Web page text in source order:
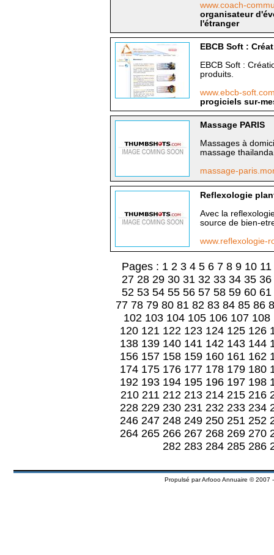
www.coach-
organisateur
l'étranger
EBCB Soft :
EBCB Soft :
produits.
www.ebcb-
progiciels sur-
Massage PARIS
Massages à
massage
massage-
Reflexologie
Avec la
source de bien-
www.reflexologie-
Pages : 1 2 3 4 5 6 7 8 9 10 11
27 28 29 30 31 32 33 34 35 36
52 53 54 55 56 57 58 59 60 61
77 78 79 80 81 82 83 84 85 86
102 103 104 105 106 107 108
120 121 122 123 124 125 126
138 139 140 141 142 143 144
156 157 158 159 160 161 162
174 175 176 177 178 179 180
192 193 194 195 196 197 198
210 211 212 213 214 215 216
228 229 230 231 232 233 234
246 247 248 249 250 251 252
264 265 266 267 268 269 270
282 283 284 285 286
Propulsé parArfooo Annuaire © 2007